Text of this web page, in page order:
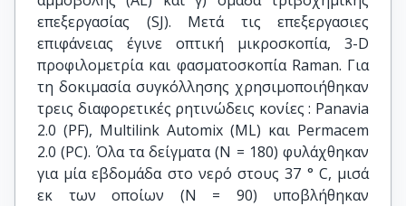
επεξεργασίας (SJ). Μετά τις επεξεργασιες
επιφάνειας έγινε οπτική μικροσκοπία, 3-D
προφιλομετρία και φασματοσκοπία Raman. Για
τη δοκιμασία συγκόλλησης χρησιμοποιήθηκαν
τρεις διαφορετικές ρητινώδεις κονίες : Panavia
2.0 (PF), Multilink Automix (ML) και Permacem
2.0 (PC). Όλα τα δείγματα (Ν = 180) φυλάχθηκαν
για μία εβδομάδα στο νερό στους 37 ° C, μισά
εκ των οποίων (Ν = 90) υποβλήθηκαν